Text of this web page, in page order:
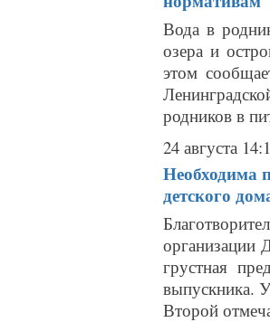
Вода в
озера и
этом
родников в
24 августа
Необходима
детского
организации
грустная
выпускника.
Второй